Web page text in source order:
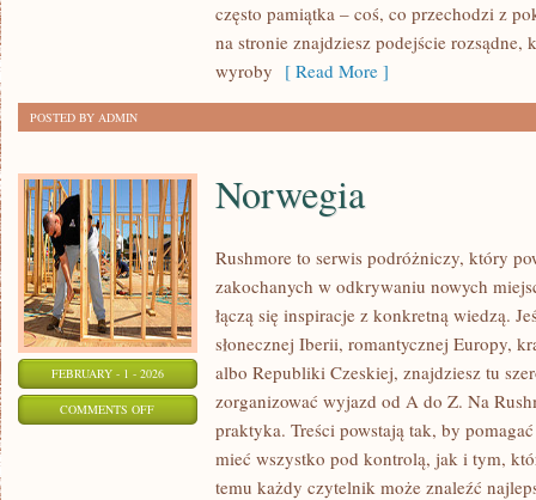
często pamiątka – coś, co przechodzi z
na stronie znajdziesz podejście rozsądne,
wyroby [ Read More ]
POSTED BY ADMIN
FEBRUARY - 1 - 2026
COMMENTS OFFON
NORWEGIA
Norwegia
Rushmore to serwis podróżniczy, który
zakochanych w odkrywaniu nowych
łączą się inspiracje z konkretną wiedzą.
słonecznej Iberii, romantycznej Europy,
albo Republiki Czeskiej, znajdziesz tu
zorganizować wyjazd od A do Z. Na
praktyka. Treści powstają tak, by
mieć wszystko pod kontrolą, jak i tym,
temu każdy czytelnik może znaleźć